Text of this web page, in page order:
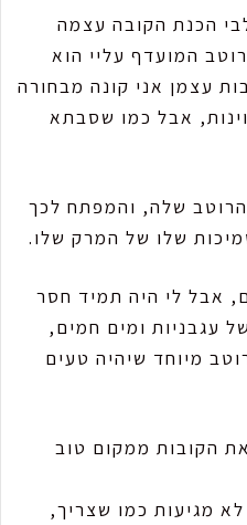
הכנת הקובה עצמה
המועדף עליי הוא
עצמן אני קונה מבחורה
אבל כמו שסבתא
שלה, והמפתח לכך
שלו של המרק שלו.
אבל לי היה תמיד חסר
עגבניות ומים חמים,
מיוחד שיהיה טעים
הקובות ממקום טוב
מגיעות כמו שצריך,